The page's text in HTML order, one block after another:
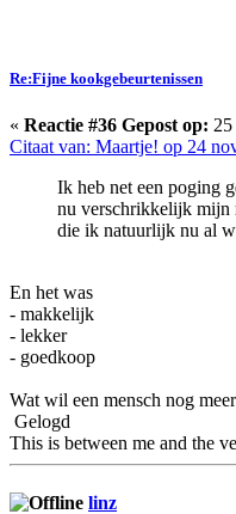
Re:Fijne kookgebeurtenissen
« Reactie #36 Gepost op:
Citaat van: Maartje! op 24
Ik heb net een poging
nu verschrikkelijk mijn
die ik natuurlijk nu al
En het was
- makkelijk
- lekker
- goedkoop
Wat wil een mensch nog
Gelogd
This is between me and the
linz